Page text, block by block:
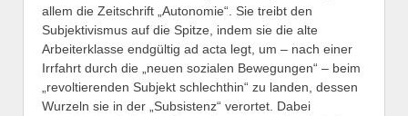
allem die Zeitschrift „Autonomie“. Sie treibt den
Subjektivismus auf die Spitze, indem sie die alte
Arbeiterklasse endgültig ad acta legt, um – nach einer
Irrfahrt durch die „neuen sozialen Bewegungen“ – beim
„revoltierenden Subjekt schlechthin“ zu landen, dessen
Wurzeln sie in der „Subsistenz“ verortet. Dabei